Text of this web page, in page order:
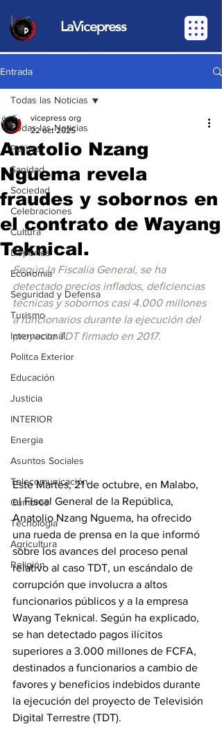
LaVicepress
Entrada
Todas las Noticias
Política
Sanidad
Sociedad
Celebraciones
Cultura
Deportes
Economia
Seguridad y Defensa
Turismo
Internacional
Politca Exterior
Educación
Justicia
INTERIOR
Energia
Asuntos Sociales
Telecomunicación
Cumbres
Tecnología
Agricultura
Religión
Todas las Noticias
Anatolio Nzang
Nguema revela
fraudes y sobornos en
el contrato de Wayang
Teknical.
vicepress org
22 oct 2025
Según la Fiscalía General, se ha
detectado precios inflados, deficiencias
técnicas y sobornos casi 4.000 millones
a funcionarios durante la ejecución del
proyecto TDT firmado en 2017.
Este Martes, 21 de octubre, en Malabo,
el Fiscal General de la República,
Anatolio Nzang Nguema, ha ofrecido
una rueda de prensa en la que informó
sobre los avances del proceso penal
relativo al caso TDT, un escándalo de
corrupción que involucra a altos
funcionarios públicos y a la empresa
Wayang Teknical. Según ha explicado,
se han detectado pagos ilícitos
superiores a 3.000 millones de FCFA,
destinados a funcionarios a cambio de
favores y beneficios indebidos durante
la ejecución del proyecto de Televisión
Digital Terrestre (TDT).